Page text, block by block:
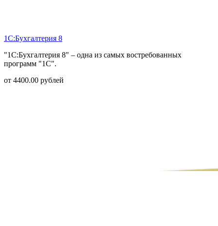
1С:Бухгалтерия 8
"1С:Бухгалтерия 8" – одна из самых востребованных
программ "1С".
от 4400.00 рублей